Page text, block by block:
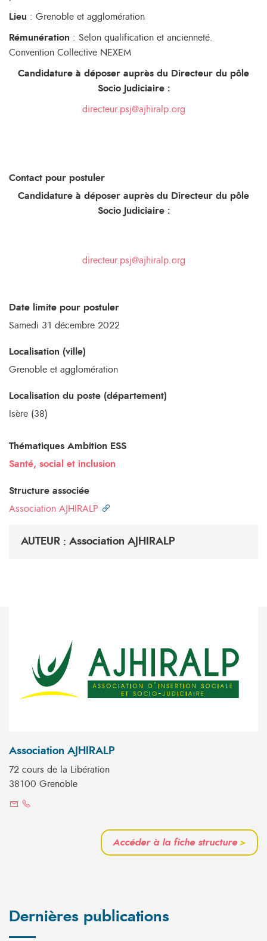
Lieu : Grenoble et agglomération
Rémunération : Selon qualification et ancienneté.
Convention Collective NEXEM
Candidature à déposer auprès du Directeur du pôle
Socio Judiciaire :
directeur.psj@ajhiralp.org
Contact pour postuler
Candidature à déposer auprès du Directeur du pôle
Socio Judiciaire :
directeur.psj@ajhiralp.org
Date limite pour postuler
Samedi 31 décembre 2022
Localisation (ville)
Grenoble et agglomération
Localisation du poste (département)
Isère (38)
Thématiques Ambition ESS
Santé, social et inclusion
Structure associée
Association AJHIRALP
AUTEUR : Association AJHIRALP
Association AJHIRALP
72 cours de la Libération
38100 Grenoble
Accéder à la fiche structure>
Dernières publications